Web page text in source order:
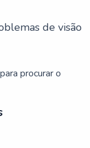
de visão
procurar o